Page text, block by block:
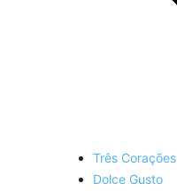
Três Corações
Dolce Gusto